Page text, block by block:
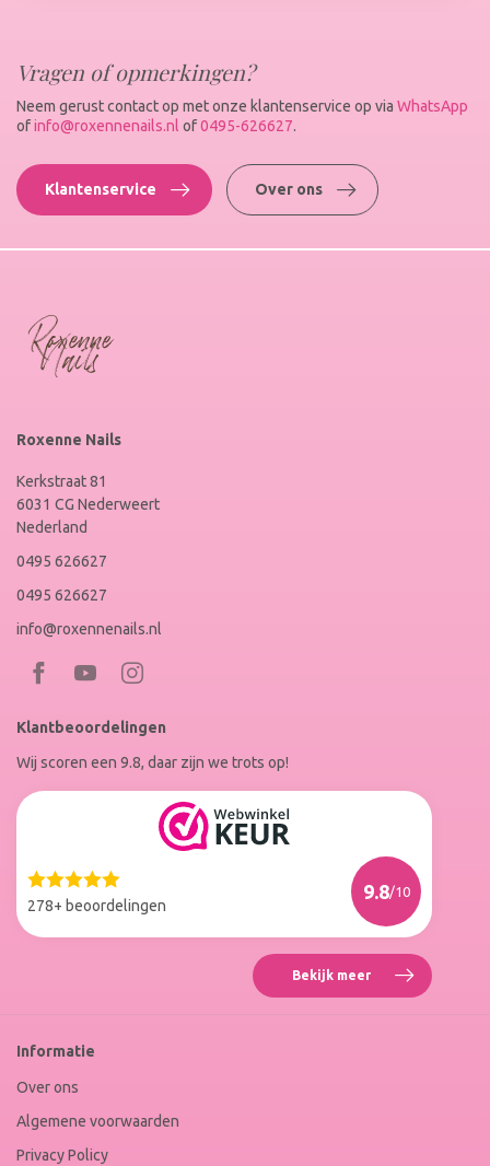
Vragen of opmerkingen?
Neem gerust contact op met onze klantenservice op via WhatsApp
ofinfo@roxennenails.nl of0495-626627.
Klantenservice Over ons
Roxenne Nails
Kerkstraat 81
6031 CG Nederweert
Nederland
0495 626627
0495 626627
info@roxennenails.nl
Bezoek
Facebook
op
Instagram
Klantbeoordelingen
Wij scoren een 9.8, daar zijn we trots op!
278+ beoordelingen
9.8/10
Web
Winkel
Bekijk meer Reviews
Roxenne
Informatie
Over ons
Algemene voorwaarden
Privacy Policy